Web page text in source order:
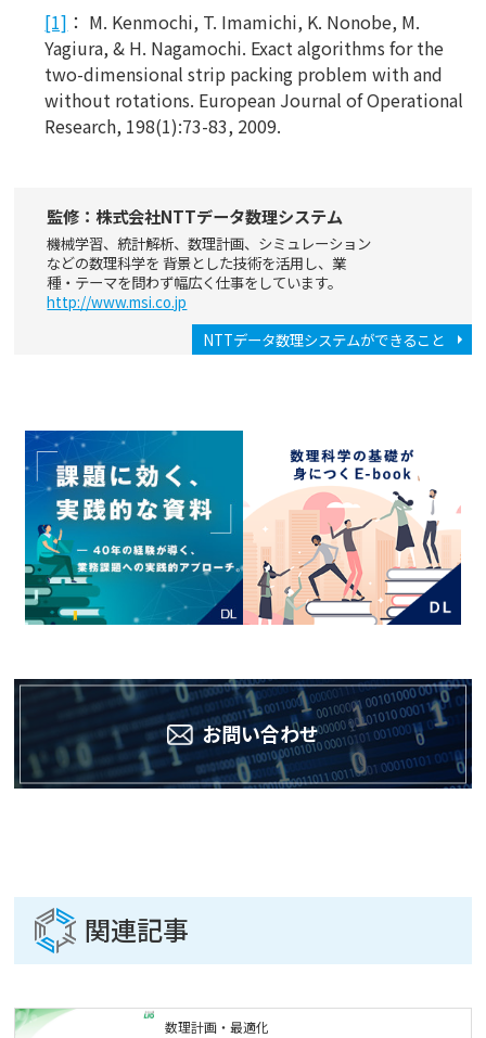
[1] ： M. Kenmochi, T. Imamichi, K. Nonobe, M.
Yagiura, & H. Nagamochi. Exact algorithms for the
two-dimensional strip packing problem with and
without rotations. European Journal of Operational
Research, 198(1):73-83, 2009.
監修：株式会社NTTデータ数理システム
機械学習、統計解析、数理計画、シミュレーション
などの数理科学を 背景とした技術を活用し、業
種・テーマを問わず幅広く仕事をしています。
http://www.msi.co.jp
NTTデータ数理システムができること
お問い合わせ
関連記事
数理計画・最適化